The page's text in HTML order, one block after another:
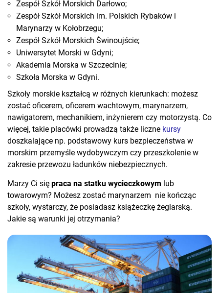
Zespół Szkół Morskich Darłowo;
Zespół Szkół Morskich im. Polskich Rybaków i
Marynarzy w Kołobrzegu;
Zespół Szkół Morskich Świnoujście;
Uniwersytet Morski w Gdyni;
Akademia Morska w Szczecinie;
Szkoła Morska w Gdyni.
Szkoły morskie kształcą w różnych kierunkach: możesz
zostać oficerem, oficerem wachtowym, marynarzem,
nawigatorem, mechanikiem, inżynierem czy motorzystą. Co
więcej, takie placówki prowadzą także liczne kursy
doszkalające np. podstawowy kurs bezpieczeństwa w
morskim przemyśle wydobywczym czy przeszkolenie w
zakresie przewozu ładunków niebezpiecznych.
Marzy Ci się praca na statku wycieczkowym lub
towarowym? Możesz zostać marynarzem nie kończąc
szkoły, wystarczy, że posiadasz książeczkę żeglarską.
Jakie są warunki jej otrzymania?